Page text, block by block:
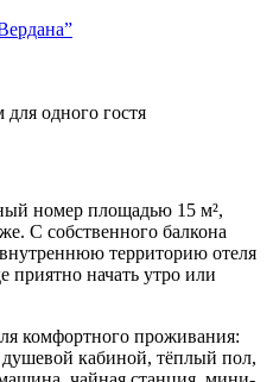
одного гостя
номер площадью 15 м²,
С собственного балкона
территорию отеля
приятно начать утро или
комфортного проживания:
душевой кабиной, тёплый пол,